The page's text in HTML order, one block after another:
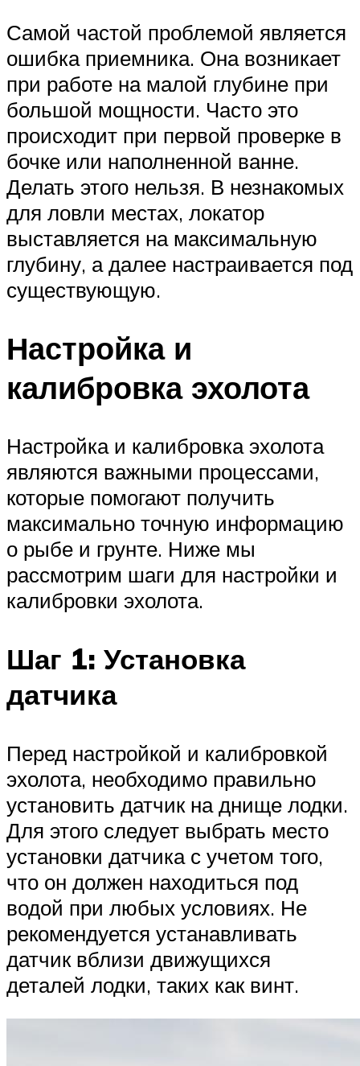
Самой частой проблемой является
ошибка приемника. Она возникает
при работе на малой глубине при
большой мощности. Часто это
происходит при первой проверке в
бочке или наполненной ванне.
Делать этого нельзя. В незнакомых
для ловли местах, локатор
выставляется на максимальную
глубину, а далее настраивается под
существующую.
Настройка и
калибровка эхолота
Настройка и калибровка эхолота
являются важными процессами,
которые помогают получить
максимально точную информацию
о рыбе и грунте. Ниже мы
рассмотрим шаги для настройки и
калибровки эхолота.
Шаг 1: Установка
датчика
Перед настройкой и калибровкой
эхолота, необходимо правильно
установить датчик на днище лодки.
Для этого следует выбрать место
установки датчика с учетом того,
что он должен находиться под
водой при любых условиях. Не
рекомендуется устанавливать
датчик вблизи движущихся
деталей лодки, таких как винт.